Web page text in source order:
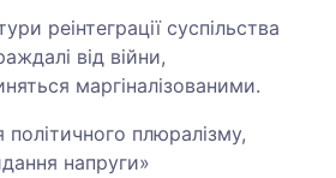
реінтеграції суспільства
від війни,
маргіналізованими.
політичного плюралізму,
напруги»